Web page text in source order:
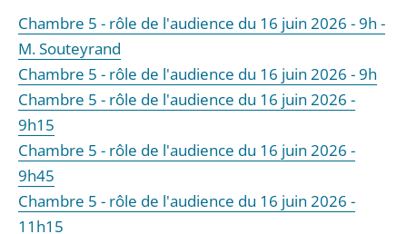
Chambre 5 - rôle de l'audience du 16 juin 2026 - 9h -
M. Souteyrand
Chambre 5 - rôle de l'audience du 16 juin 2026 - 9h
Chambre 5 - rôle de l'audience du 16 juin 2026 -
9h15
Chambre 5 - rôle de l'audience du 16 juin 2026 -
9h45
Chambre 5 - rôle de l'audience du 16 juin 2026 -
11h15